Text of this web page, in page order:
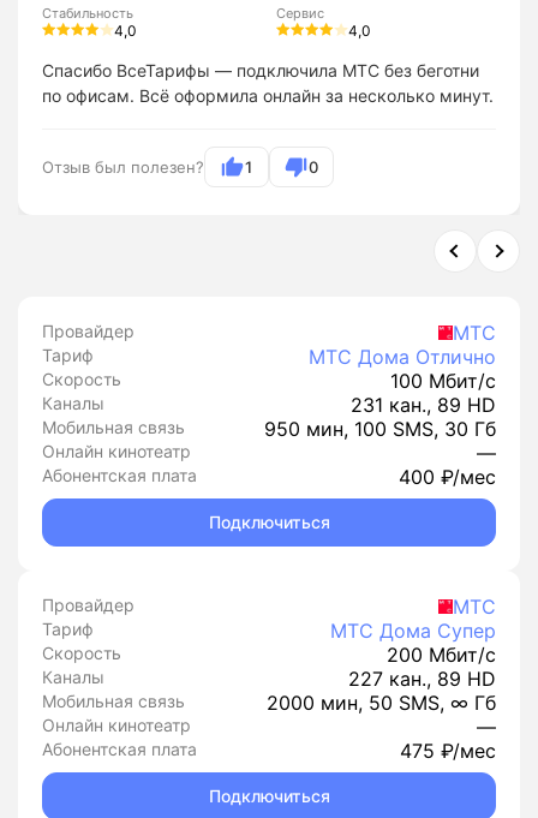
Стабильность
4,0
Сервис
4,0
Спасибо ВсеТарифы — подключила МТС без беготни
по офисам. Всё оформила онлайн за несколько минут.
Отзыв был полезен? 1 0
Провайдер МТС
Тариф МТС Дома Отлично
Скорость 100 Мбит/с
Каналы 231 кан., 89 HD
Мобильная связь 950 мин, 100 SMS, 30 Гб
Онлайн кинотеатр —
Абонентская плата 400 ₽/мес
Подключиться
Провайдер МТС
Тариф МТС Дома Супер
Скорость 200 Мбит/с
Каналы 227 кан., 89 HD
Мобильная связь 2000 мин, 50 SMS, ∞ Гб
Онлайн кинотеатр —
Абонентская плата 475 ₽/мес
Подключиться